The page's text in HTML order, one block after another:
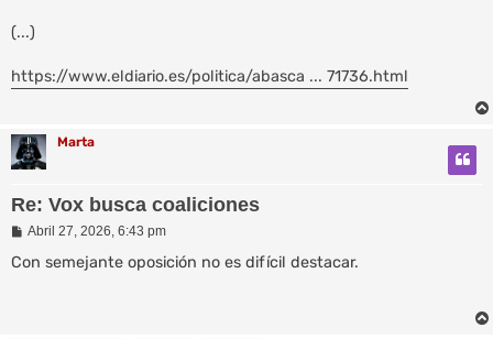
(...)
https://www.eldiario.es/politica/abasca ... 71736.html
Marta
Re: Vox busca coaliciones
M
n
Abril 27, 2026, 6:43 pm
Con semejante oposición no es difícil destacar.